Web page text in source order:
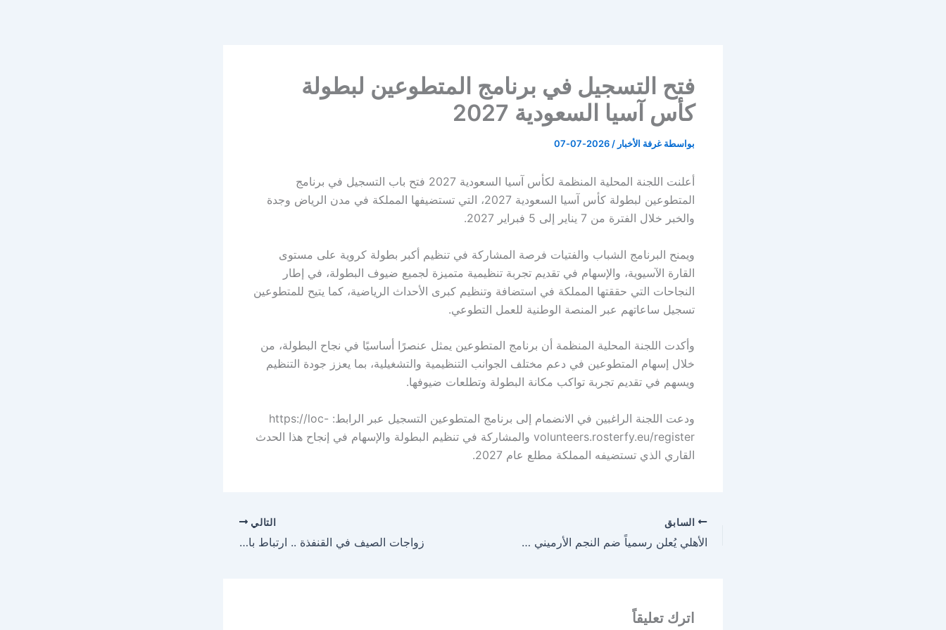
فتح التسجيل في برنامج المتطوعين لبطولة
كأس آسيا السعودية 2027
بواسطة غرفة الأخبار /
2026-07-07
أعلنت اللجنة المحلية المنظمة لكأس آسيا السعودية 2027 فتح باب التسجيل في برنامج
المتطوعين لبطولة كأس آسيا السعودية 2027، التي تستضيفها المملكة في مدن الرياض وجدة
والخبر خلال الفترة من 7 يناير إلى 5 فبراير 2027.
ويمنح البرنامج الشباب والفتيات فرصة المشاركة في تنظيم أكبر بطولة كروية على مستوى
القارة الآسيوية، والإسهام في تقديم تجربة تنظيمية متميزة لجميع ضيوف البطولة، في إطار
النجاحات التي حققتها المملكة في استضافة وتنظيم كبرى الأحداث الرياضية، كما يتيح للمتطوعين
تسجيل ساعاتهم عبر المنصة الوطنية للعمل التطوعي.
وأكدت اللجنة المحلية المنظمة أن برنامج المتطوعين يمثل عنصرًا أساسيًا في نجاح البطولة، من
خلال إسهام المتطوعين في دعم مختلف الجوانب التنظيمية والتشغيلية، بما يعزز جودة التنظيم
ويسهم في تقديم تجربة تواكب مكانة البطولة وتطلعات ضيوفها.
ودعت اللجنة الراغبين في الانضمام إلى برنامج المتطوعين التسجيل عبر الرابط: https://loc-
volunteers.rosterfy.eu/register والمشاركة في تنظيم البطولة والإسهام في إنجاح هذا الحدث
القاري الذي تستضيفه المملكة مطلع عام 2027.
السابق
الأهلي يُعلن رسمياً ضم النجم الأرميني إدوارد سبيرتسيان
التالي
زواجات الصيف في القنفذة .. ارتباط بالمكان يتغلب على السفر
اترك تعليقاً